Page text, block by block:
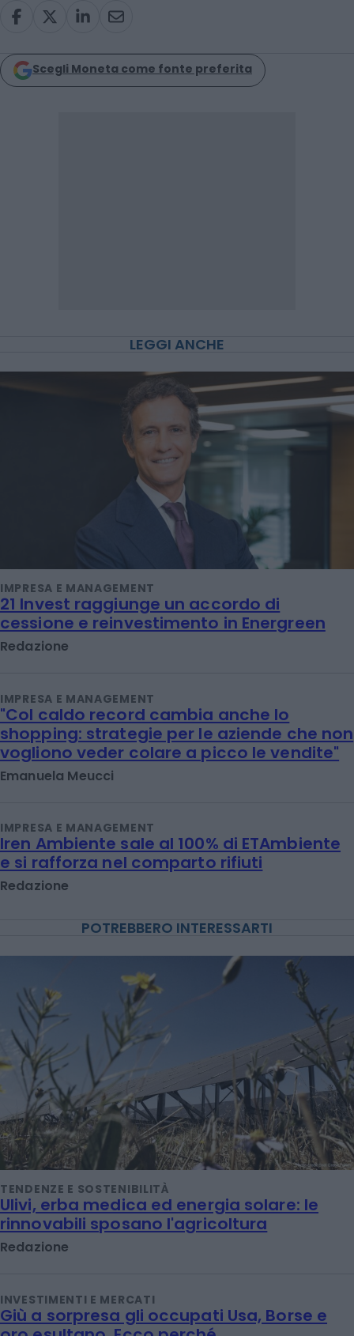
Scegli Moneta come fonte preferita
LEGGI ANCHE
IMPRESA E MANAGEMENT
21 Invest raggiunge un accordo di
cessione e reinvestimento in Energreen
Redazione
IMPRESA E MANAGEMENT
"Col caldo record cambia anche lo
shopping: strategie per le aziende che non
vogliono veder colare a picco le vendite"
Emanuela Meucci
IMPRESA E MANAGEMENT
Iren Ambiente sale al 100% di ETAmbiente
e si rafforza nel comparto rifiuti
Redazione
POTREBBERO INTERESSARTI
TENDENZE E SOSTENIBILITÀ
Ulivi, erba medica ed energia solare: le
rinnovabili sposano l'agricoltura
Redazione
INVESTIMENTI E MERCATI
Giù a sorpresa gli occupati Usa, Borse e